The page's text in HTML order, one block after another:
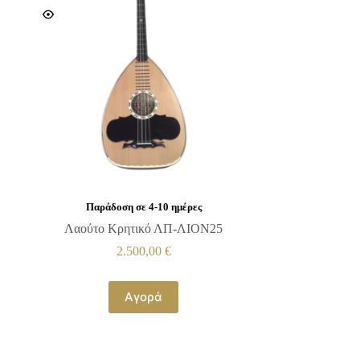
Παράδοση σε 4-10 ημέρες
Λαούτο Κρητικό ΛΠ-ΛΙΟΝ25
2.500,00 €
Αγορά